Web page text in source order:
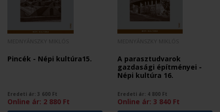
Pincék - Népi kultúra15.
Eredeti ár: 3 600 Ft
Online ár: 2 880 Ft
A parasztudvarok
gazdasági építményei -
Népi kultúra 16.
Eredeti ár: 4 800 Ft
Online ár: 3 840 Ft